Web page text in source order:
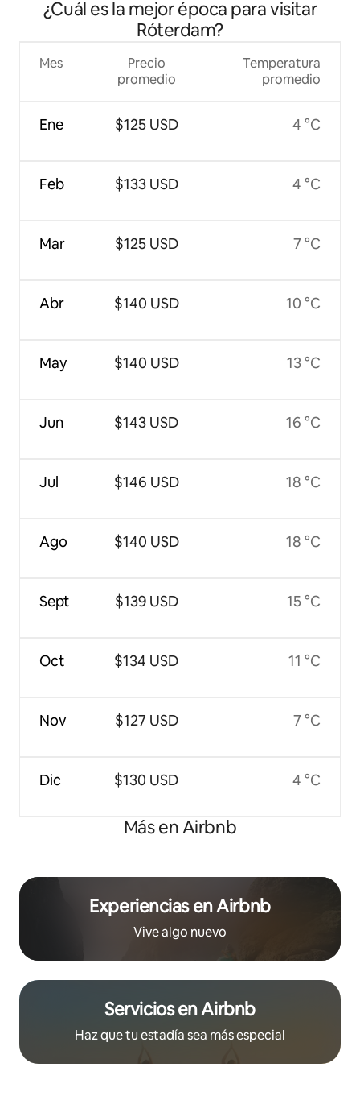
¿Cuál es la mejor época para visitar
Róterdam?
Mes
Ene
Feb
Mar
Abr
May
Jun
Jul
Ago
Sept
Oct
Nov
Dic
Precio
promedio
$125 USD
$133 USD
$125 USD
$140 USD
$140 USD
$143 USD
$146 USD
$140 USD
$139 USD
$134 USD
$127 USD
$130 USD
Temperatura
promedio
4 °C
4 °C
7 °C
10 °C
13 °C
16 °C
18 °C
18 °C
15 °C
11 °C
7 °C
4 °C
Más en Airbnb
Experiencias en Airbnb
Vive algo nuevo
Servicios en Airbnb
Haz que tu estadía sea más especial